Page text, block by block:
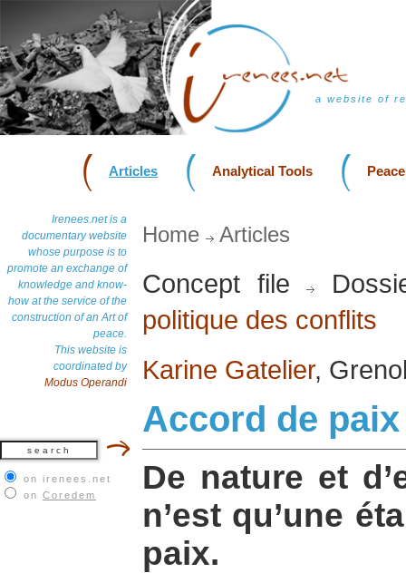
a website of
Articles Analytical Tools
Irenees.net is a
documentary website
whose purpose is to
promote an exchange of
knowledge and know-
how at the service of the
construction of an Art of
peace.
This website is
coordinated by
Modus Operandi
on irenees.net
on Coredem
Home Articles
Concept file
politique des conflits
Karine Gatelier,
Accord de paix
De nature et
n’est qu’une
paix.